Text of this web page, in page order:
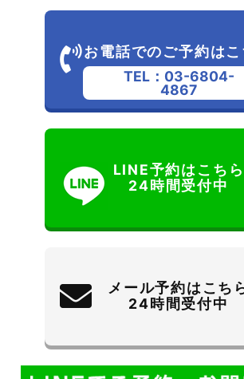
お電話でのご予約はこ
TEL：03-6804-
4867
LINE予約はこちら
24時間受付中
メール予約はこち
24時間受付中